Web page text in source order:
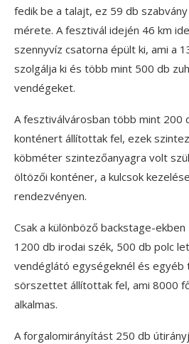
fedik be a talajt, ez 59 db
mérete. A fesztivál idején 46 km
szennyvíz csatorna épült ki, ami a
szolgálja ki és több mint 500 db
vendégeket.
A fesztiválvárosban több mint 200
konténert állítottak fel, ezek
köbméter szintezőanyagra volt
öltözői konténer, a kulcsok
rendezvényen.
Csak a különböző backstage-
1200 db irodai szék, 500 db polc
vendéglátó egységeknél és egyéb
sörszettet állítottak fel, ami 8000
alkalmas.
A forgalomirányítást 250 db